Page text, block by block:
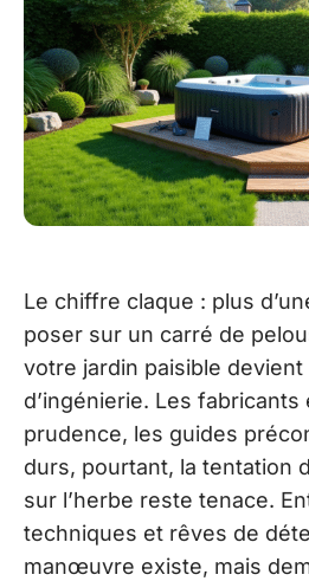
Le chiffre claque : plus
poser sur un carré de
votre jardin paisible
d’ingénierie. Les fabricants
prudence, les guides
durs, pourtant, la tentation
sur l’herbe reste tenace.
techniques et rêves de
manœuvre existe, mais